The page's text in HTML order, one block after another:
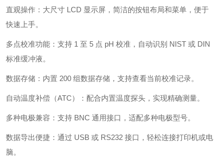
直观操作：大尺寸 LCD 显示屏，简洁的按钮布局和菜单，便于
快速上手。
多点校准功能：支持 1 至 5 点 pH 校准，自动识别 NIST 或 DIN
标准缓冲液。
数据存储：内置 200 组数据存储，支持查看当前校准记录。
自动温度补偿（ATC）：配合内置温度探头，实现精确测量。
多种电极兼容：支持 BNC 通用接口，适配多种电极型号。
数据导出便捷：通过 USB 或 RS232 接口，轻松连接打印机或电
脑。